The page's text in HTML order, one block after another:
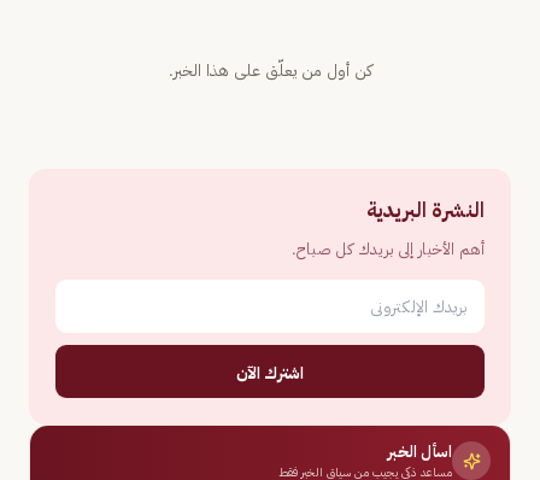
كن أول من يعلّق على هذا الخبر.
النشرة البريدية
أهم الأخبار إلى بريدك كل صباح.
اشترك الآن
اسأل الخبر
مساعد ذكي يجيب من سياق الخبر فقط